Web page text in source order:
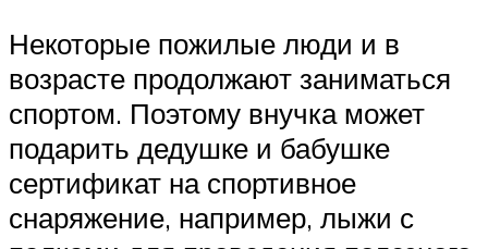
Некоторые пожилые люди и в
возрасте продолжают заниматься
спортом. Поэтому внучка может
подарить дедушке и бабушке
сертификат на спортивное
снаряжение, например, лыжи с